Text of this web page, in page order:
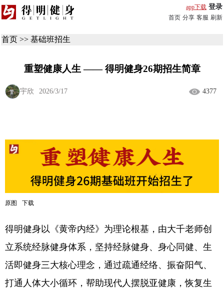
app下载 登录
首页 分享 客服 刷新
首页 >> 基础班招生
重塑健康人生 —— 得明健身26期招生简章
宇欣 2026/3/17 4377
原图 下载
得明健身以《黄帝内经》为理论根基，由大千老师创
立系统经脉健身体系，坚持经脉健身、身心同健、生
活即健身三大核心理念，通过疏通经络、振奋阳气、
打通人体大小循环，帮助现代人摆脱亚健康，恢复生